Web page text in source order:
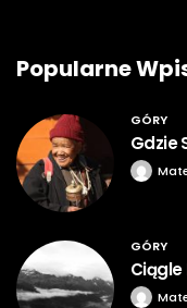
Popularne
GÓRY
Gdzie
GÓRY
Ciągle